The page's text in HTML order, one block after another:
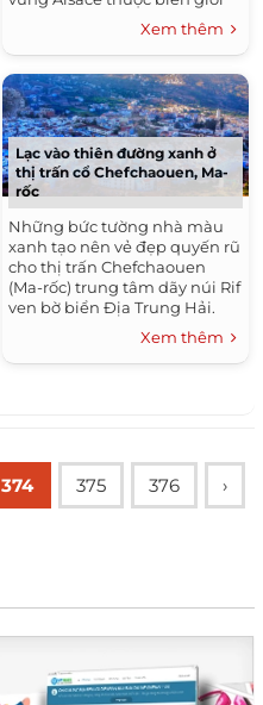
phía đông nước Pháp, Colmar
được coi là một trong những...
Xem thêm
Lạc vào thiên đường xanh ở
thị trấn cổ Chefchaouen, Ma-
rốc
Những bức tường nhà màu
xanh tạo nên vẻ đẹp quyến rũ
cho thị trấn Chefchaouen
(Ma-rốc) trung tâm dãy núi Rif
ven bờ biển Địa Trung Hải.
Xem thêm
374 375 376 ›